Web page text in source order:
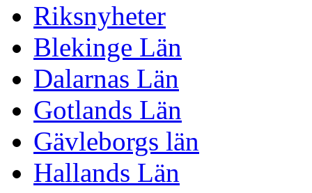
Riksnyheter
Blekinge Län
Dalarnas Län
Gotlands Län
Gävleborgs län
Hallands Län